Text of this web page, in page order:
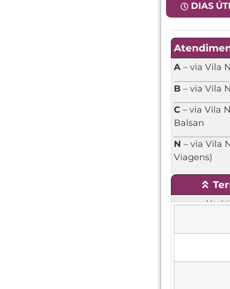
DIAS
A – via Vila
B – via Vila
C – via Vila
Balsan
N – via Vila
Viagens)